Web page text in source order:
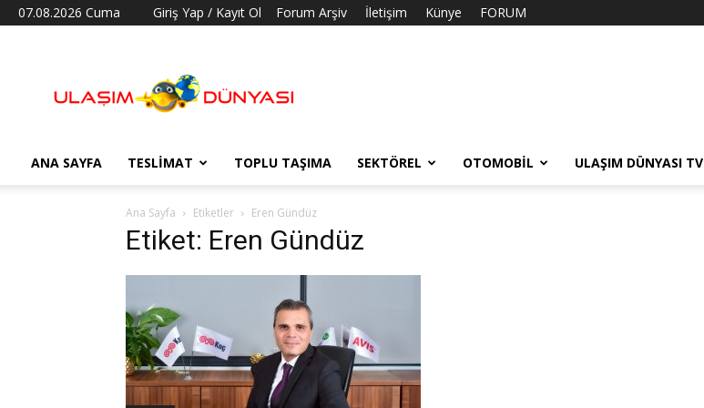
07.08.2026 Cuma Giriş Yap / Kayıt Ol Forum Arşiv İletişim Künye FORUM
Dünyası
ANA SAYFA TESLIMAT TOPLU TAŞIMA SEKTÖREL OTOMOBIL ULAŞIM DÜNYASI TV
Ana Sayfa Etiketler Eren Gündüz
Etiket: Eren Gündüz